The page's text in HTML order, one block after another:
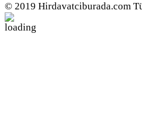
© 2019 Hirdavatciburada.com